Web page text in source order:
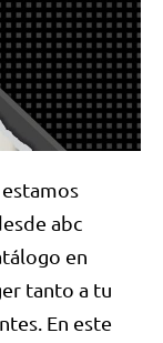
abc
en
tanto a tu
En este